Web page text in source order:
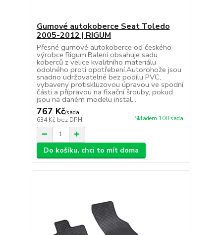
Gumové autokoberce Seat Toledo
2005-2012 | RIGUM
Přesné gumové autokoberce od českého
výrobce Rigum.Balení obsahuje sadu
koberců z velice kvalitního materiálu
odolného proti opotřebení.Autorohože jsou
snadno udržovatelné bez podílu PVC,
vybaveny protiskluzovou úpravou ve spodní
části a přípravou na fixační šrouby, pokud
jsou na daném modelu instal...
767 Kč/sada
634 Kč bez DPH Skladem 100 sada
Do košíku, chci to mít doma